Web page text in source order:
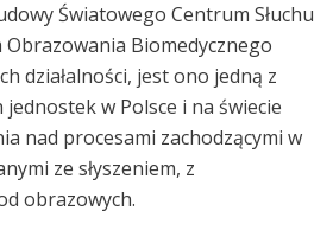
Światowego Centrum Słuchu
Biomedycznego
działalności, jest ono jedną z
w Polsce i na świecie
nad procesami zachodzącymi w
ze słyszeniem, z
obrazowych.